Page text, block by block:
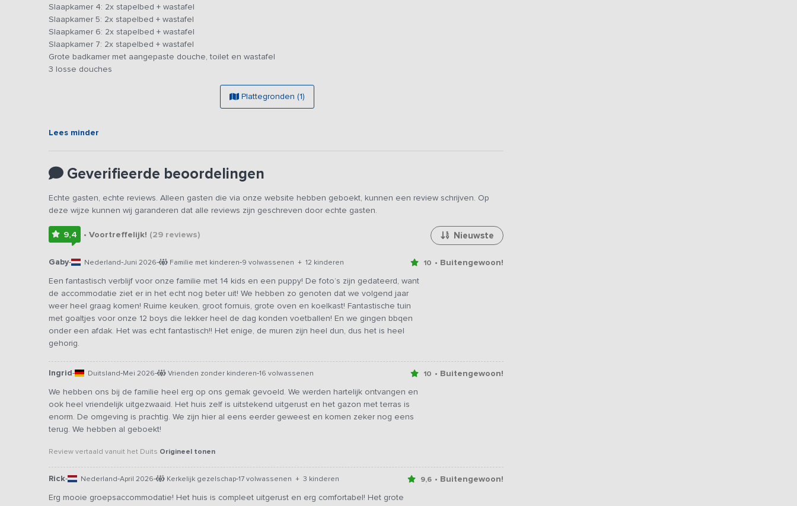
Slaapkamer 4: 2x stapelbed + wastafel
Slaapkamer 5: 2x stapelbed + wastafel
Slaapkamer 6: 2x stapelbed + wastafel
Slaapkamer 7: 2x stapelbed + wastafel
Grote badkamer met aangepaste douche, toilet en wastafel
3 losse douches
Plattegronden (1)
Lees minder
Geverifieerde beoordelingen
Echte gasten, echte reviews. Alleen gasten die via onze website hebben geboekt, kunnen een review schrijven. Op
deze wijze kunnen wij garanderen dat alle reviews zijn geschreven door echte gasten.
9,4 • Voortreffelijk! (29reviews) Nieuwste
Gaby- Nederland-Juni 2026- Familie met kinderen-9 volwassenen + 12 kinderen 10 • Buitengewoon!
Een fantastisch verblijf voor onze familie met 14 kids en een puppy! De foto’s zijn gedateerd, want
de accommodatie ziet er in het echt nog beter uit! We hebben zo genoten dat we volgend jaar
weer heel graag komen! Ruime keuken, groot fornuis, grote oven en koelkast! Fantastische tuin
met goaltjes voor onze 12 boys die lekker heel de dag konden voetballen! En we gingen bbqen
onder een afdak. Het was echt fantastisch!! Het enige, de muren zijn heel dun, dus het is heel
gehorig.
Ingrid- Duitsland-Mei 2026- Vrienden zonder kinderen-16 volwassenen 10 • Buitengewoon!
We hebben ons bij de familie heel erg op ons gemak gevoeld. We werden hartelijk ontvangen en
ook heel vriendelijk uitgezwaaid. Het huis zelf is uitstekend uitgerust en het gazon met terras is
enorm. De omgeving is prachtig. We zijn hier al eens eerder geweest en komen zeker nog eens
terug. We hebben al geboekt!
Review vertaald vanuit het Duits Origineel tonen
Rick- Nederland-April 2026- Kerkelijk gezelschap-17 volwassenen + 3 kinderen 9,6 • Buitengewoon!
Erg mooie groepsaccommodatie! Het huis is compleet uitgerust en erg comfortabel! Het grote